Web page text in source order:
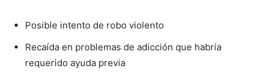
Posible intento de robo violento
Recaída en problemas de adicción que habría
requerido ayuda previa